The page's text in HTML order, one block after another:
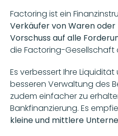
Factoring ist ein
Verkäufer von Waren
Vorschuss auf alle
die Factoring-Gesellschaft
Es verbessert Ihre
besseren Verwaltung des
zudem einfacher zu
Bankfinanzierung. Es
kleine und mittlere